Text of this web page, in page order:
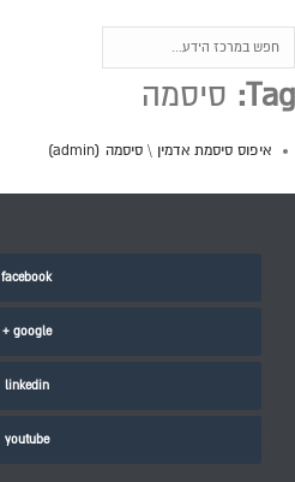
Tag: סיסמה
איפוס סיסמת אדמין \ סיסמה (admin)
facebook
google +
linkedin
youtube